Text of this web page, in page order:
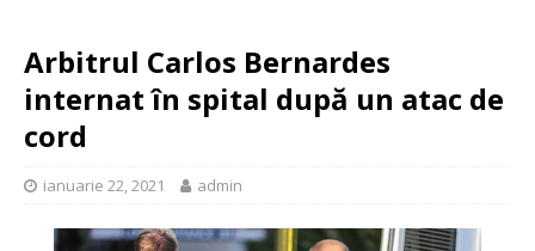
Arbitrul Carlos Bernardes
internat în spital după un atac de
cord
ianuarie 22, 2021 admin